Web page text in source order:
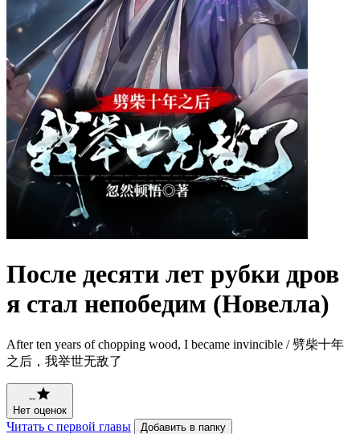
После десяти лет рубки дров
я стал непобедим (Новелла)
After ten years of chopping wood, I became invincible / 劈柴十年
之后，我举世无敌了
--
Нет оценок
Читать с первой главы Добавить в папку